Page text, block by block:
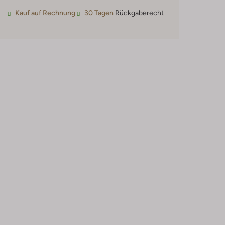
Kauf auf Rechnung 30 Tagen Rückgaberecht